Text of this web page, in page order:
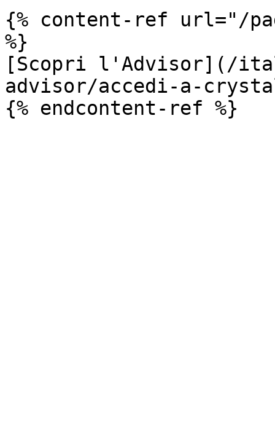
{% content-ref url="/
%}
[Scopri l'Advisor](/
advisor/accedi-a-